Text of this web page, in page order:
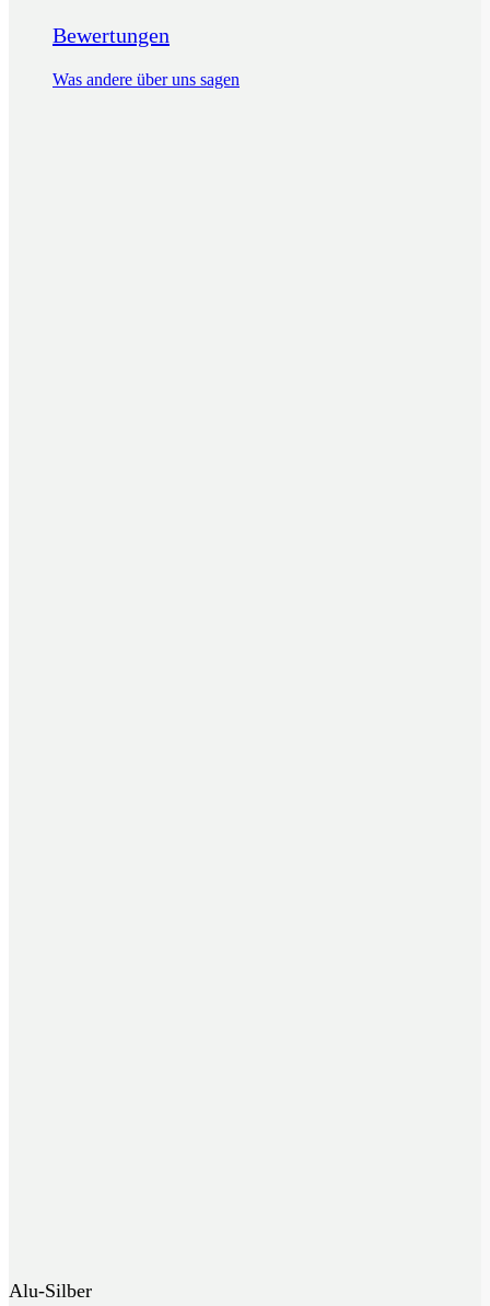
Bewertungen
Was andere über uns sagen
Alu-Silber